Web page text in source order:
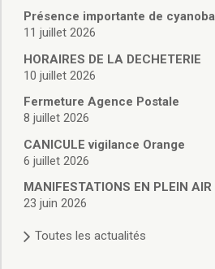
Services en ligne
Licences boissons
Cadastre
Actes d’état civil
Budget de
Budget d’Investissement
Conseils municipaux
Règlement du conseil
Délibérations 2025
Présence importante de
11 juillet 2026
HORAIRES DE LA DECHETERIE
10 juillet 2026
Fermeture Agence Postale
8 juillet 2026
CANICULE vigilance Orange
6 juillet 2026
MANIFESTATIONS EN PLEIN AIR
23 juin 2026
Toutes les actualités